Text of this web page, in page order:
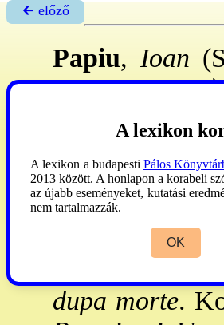
🡰 előző
Papiu, Ioan
1902. szept.
ot Kolozsvárt
egyhm.
ja, 1869: a
tanácsos,
számára
dupa morte.
A lexikon
A lexikon a budapesti Pálos
2013 között. A honlapon a korabeli
az újabb eseményeket, kutatási
nem tartalmazzák.
OK